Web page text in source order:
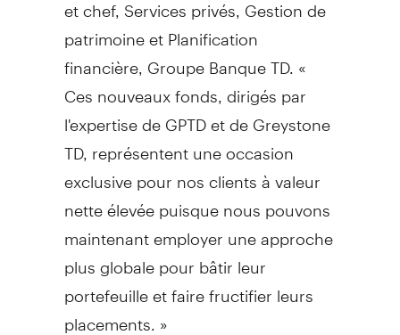
patrimoine et Planification
financière, Groupe Banque TD. «
Ces nouveaux fonds, dirigés par
l'expertise de GPTD et de Greystone
TD, représentent une occasion
exclusive pour nos clients à valeur
nette élevée puisque nous pouvons
maintenant employer une approche
plus globale pour bâtir leur
portefeuille et faire fructifier leurs
placements. »